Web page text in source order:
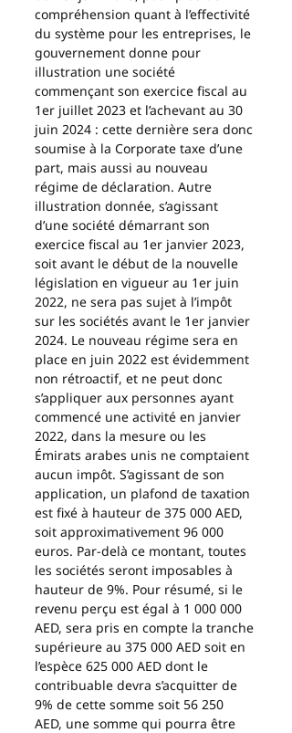
compréhension quant à l’effectivité
du système pour les entreprises, le
gouvernement donne pour
illustration une société
commençant son exercice fiscal au
1er juillet 2023 et l’achevant au 30
juin 2024 : cette dernière sera donc
soumise à la Corporate taxe d’une
part, mais aussi au nouveau
régime de déclaration. Autre
illustration donnée, s’agissant
d’une société démarrant son
exercice fiscal au 1er janvier 2023,
soit avant le début de la nouvelle
législation en vigueur au 1er juin
2022, ne sera pas sujet à l’impôt
sur les sociétés avant le 1er janvier
2024. Le nouveau régime sera en
place en juin 2022 est évidemment
non rétroactif, et ne peut donc
s’appliquer aux personnes ayant
commencé une activité en janvier
2022, dans la mesure ou les
Émirats arabes unis ne comptaient
aucun impôt. S’agissant de son
application, un plafond de taxation
est fixé à hauteur de 375 000 AED,
soit approximativement 96 000
euros. Par-delà ce montant, toutes
les sociétés seront imposables à
hauteur de 9%. Pour résumé, si le
revenu perçu est égal à 1 000 000
AED, sera pris en compte la tranche
supérieure au 375 000 AED soit en
l’espèce 625 000 AED dont le
contribuable devra s’acquitter de
9% de cette somme soit 56 250
AED, une somme qui pourra être